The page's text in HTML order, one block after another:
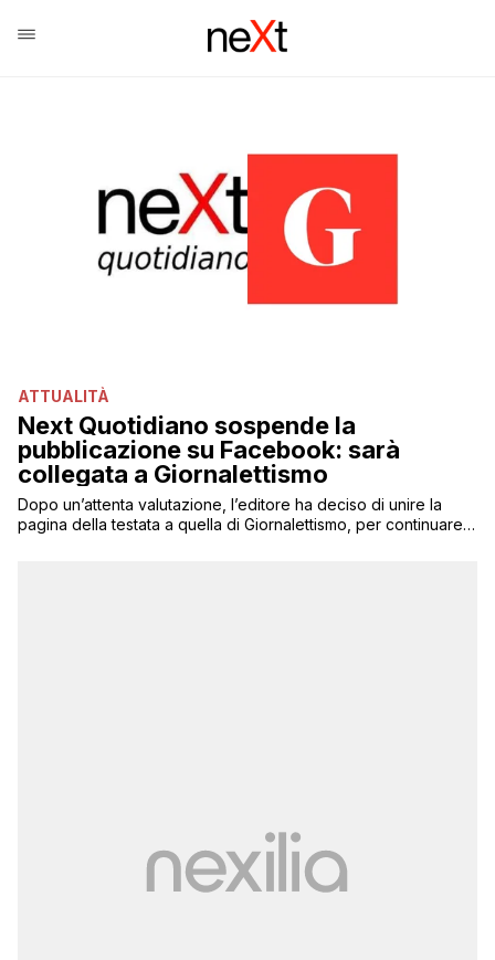
ATTUALITÀ
Next Quotidiano sospende la
pubblicazione su Facebook: sarà
collegata a Giornalettismo
Dopo un’attenta valutazione, l’editore ha deciso di unire la
pagina della testata a quella di Giornalettismo, per continuare a